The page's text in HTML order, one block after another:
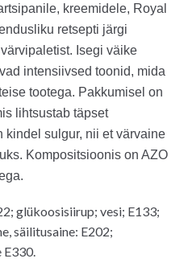
kreemidele, Royal
retsepti järgi
Isegi väike
intensiivsed toonid, mida
tootega. Pakkumisel on
lihtsustab täpset
sulgur, nii et värvaine
Kompositsioonis on AZO
glükoosisiirup; vesi; E133;
säilitusaine: E202;